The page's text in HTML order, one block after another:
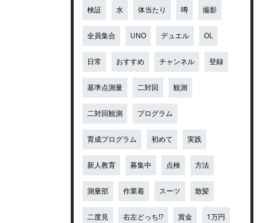
検証 水 体当たり 噂 撮影
全員集合 UNO デュエル OL
日常 おすすめ チャンネル 登録
基準点測量 二対回 観測
二対回観測 プログラム
育成プログラム 初めて 実践
新人教育 募集中 点検 方法
測量部 作業着 スーツ 散髪
二度見 右左どっち!? 賞金 1万円